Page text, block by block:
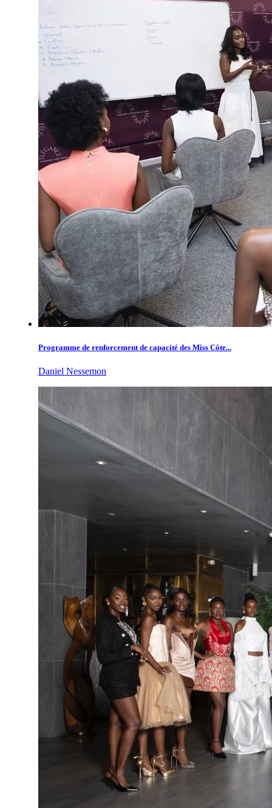
Programme de renforcement de capacité des Miss Côte...
Daniel Nessemon